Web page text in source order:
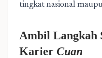
tingkat nasional
Ambil Langkah
Karier Cuan